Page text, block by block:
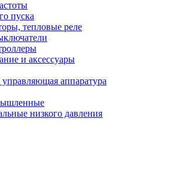
пуска
тепловые реле
и аксессуары
аппаратура
низкого давления